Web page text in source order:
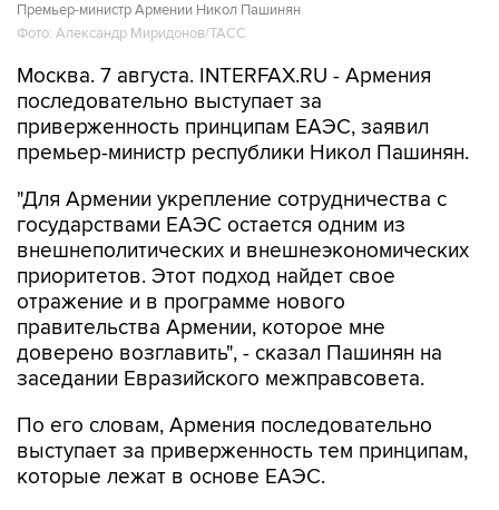
Премьер-министр Армении Никол Пашинян
Фото: Александр Миридонов/ТАСС
Москва. 7 августа. INTERFAX.RU - Армения
последовательно выступает за
приверженность принципам ЕАЭС, заявил
премьер-министр республики Никол Пашинян.
"Для Армении укрепление сотрудничества с
государствами ЕАЭС остается одним из
внешнеполитических и внешнеэкономических
приоритетов. Этот подход найдет свое
отражение и в программе нового
правительства Армении, которое мне
доверено возглавить", - сказал Пашинян на
заседании Евразийского межправсовета.
По его словам, Армения последовательно
выступает за приверженность тем принципам,
которые лежат в основе ЕАЭС.